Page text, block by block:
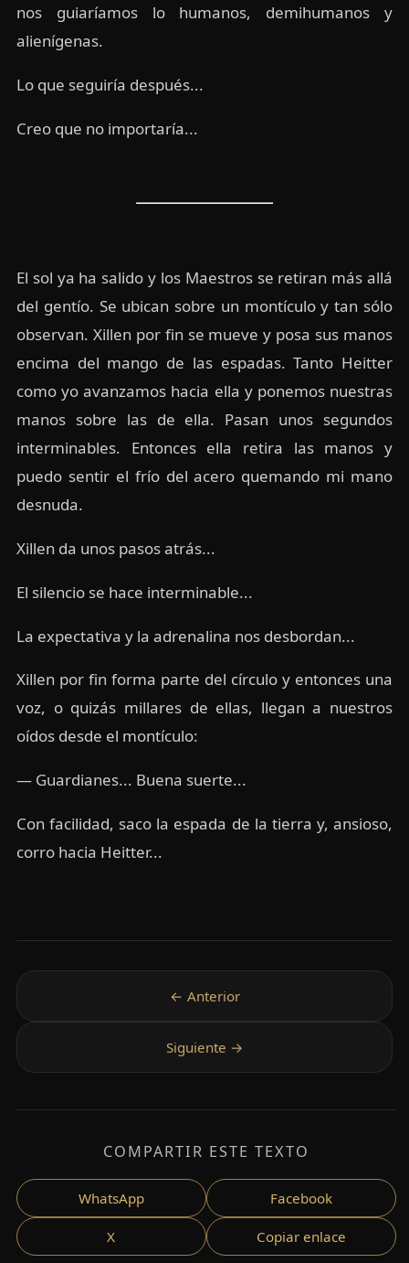
nos guiaríamos lo humanos, demihumanos y
alienígenas.
Lo que seguiría después...
Creo que no importaría...
El sol ya ha salido y los Maestros se retiran más allá
del gentío. Se ubican sobre un montículo y tan sólo
observan. Xillen por fin se mueve y posa sus manos
encima del mango de las espadas. Tanto Heitter
como yo avanzamos hacia ella y ponemos nuestras
manos sobre las de ella. Pasan unos segundos
interminables. Entonces ella retira las manos y
puedo sentir el frío del acero quemando mi mano
desnuda.
Xillen da unos pasos atrás...
El silencio se hace interminable...
La expectativa y la adrenalina nos desbordan...
Xillen por fin forma parte del círculo y entonces una
voz, o quizás millares de ellas, llegan a nuestros
oídos desde el montículo:
— Guardianes... Buena suerte...
Con facilidad, saco la espada de la tierra y, ansioso,
corro hacia Heitter...
COMPARTIR ESTE TEXTO
WhatsApp Facebook
X Copiar enlace